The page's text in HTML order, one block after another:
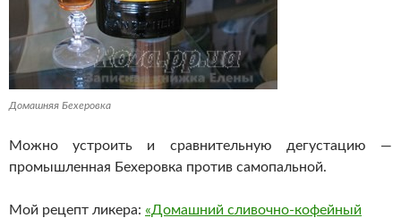
Домашняя Бехеровка
Можно устроить и сравнительную дегустацию —
промышленная Бехеровка против самопальной.
Мой рецепт ликера: «Домашний сливочно-кофейный